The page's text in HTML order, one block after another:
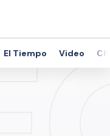
El Tiempo Video